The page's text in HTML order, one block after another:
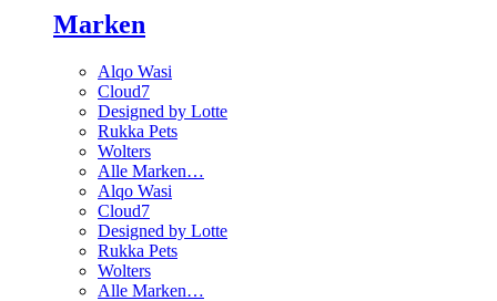
Marken
Alqo Wasi
Cloud7
Designed by Lotte
Rukka Pets
Wolters
Alle Marken…
Alqo Wasi
Cloud7
Designed by Lotte
Rukka Pets
Wolters
Alle Marken…